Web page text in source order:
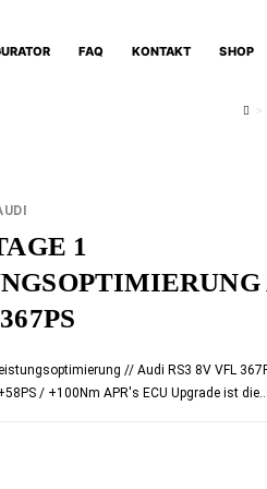
FAQ KONTAKT SHOP
>
1
// Audi RS3 8V VFL
/ +100Nm APR's ECU Upgrade ist die…